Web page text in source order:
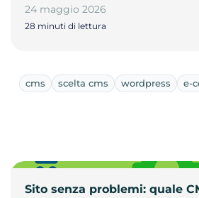
24 maggio 2026
28 minuti di lettura
cms scelta cms wordpress e-
Sito senza problemi: quale